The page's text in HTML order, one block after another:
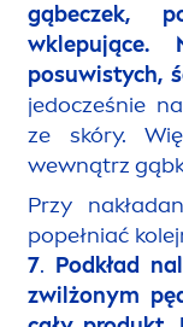
gąbeczek,
posuwistych,
jedocześnie
ze skóry.
wewnątrz
Przy
popełniać
7. Podkład
zwilżonym